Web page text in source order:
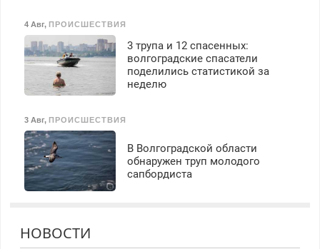
4 Авг, ПРОИСШЕСТВИЯ
3 трупа и 12 спасенных:
волгоградские спасатели
поделились статистикой за
неделю
3 Авг, ПРОИСШЕСТВИЯ
В Волгоградской области
обнаружен труп молодого
сапбордиста
НОВОСТИ